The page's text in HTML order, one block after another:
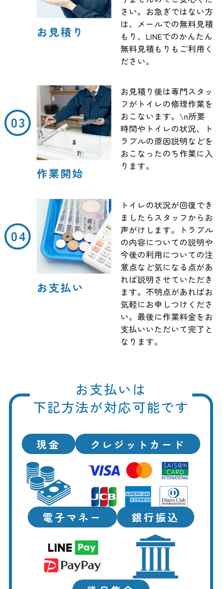
お見積り
さい。お急ぎではない方
は、メールでの無料見積
もり、LINEでのかんたん
無料見積もりもご利用く
ださい。
作業開始
お見積り後は専門スタッ
フがトイレの修理作業を
おこないます。\n所要
時間やトイレの状況、ト
ラブルの原因説明などを
おこなったのち作業に入
ります。
お支払い
トイレの状況が回復でき
ましたらスタッフからお
声がけします。トラブル
の内容についての説明や
今後の利用についての注
意点など気になる点があ
れば説明させていただき
ます。不明点があればお
気軽にお申しつけくださ
い。最後に作業料金をお
支払いいただいて完了と
なります。
お支払いは
下記方法が対応可能です
現金 クレジットカード
電子マネー 銀行振込